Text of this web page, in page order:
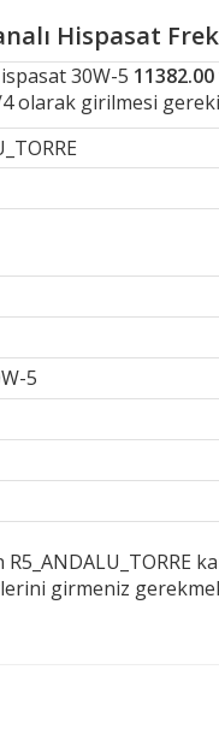
Hispasat
30W-5 11382.00
olarak girilmesi
5
girmeniz